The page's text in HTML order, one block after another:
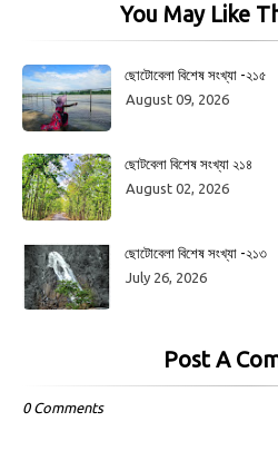
You May Like
ছোটোবেলা বিশেষ সংখ্যা -২১৫
August 09, 2026
ছোটবেলা বিশেষ সংখ্যা ২১৪
August 02, 2026
ছোটোবেলা বিশেষ সংখ্যা -২১৩
July 26, 2026
Post A
0 Comments